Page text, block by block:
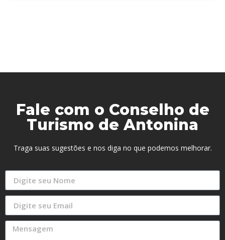
Fale com o Conselho de
Turismo de Antonina
Traga suas sugestões e nos diga no que podemos melhorar.